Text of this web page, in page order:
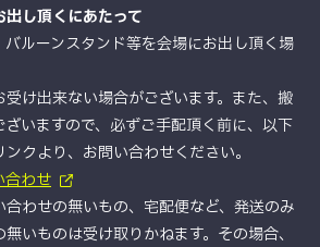
出し頂くにあたって
バルーンスタンド等を会場にお出し頂く場
け出来ない場合がございます。また、搬
いますので、必ずご手配頂く前に、以下
クより、お問い合わせください。
合わせ
わせの無いもの、宅配便など、発送のみ
いものは受け取りかねます。その場合、